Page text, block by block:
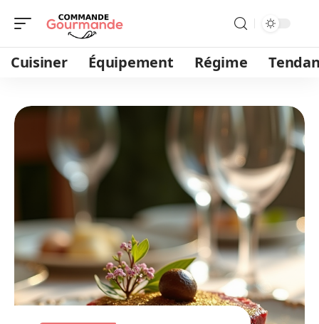
Cuisiner Équipement Régime